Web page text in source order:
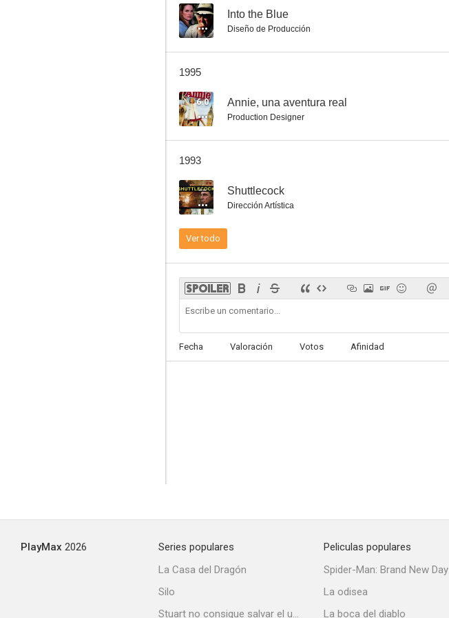
-- Into the Blue
Diseño de Producción
1995
6.0 Annie, una aventura real
Production Designer
1993
-- Shuttlecock
Dirección Artística
Ver todo
Fecha Valoración Votos Afinidad
PlayMax 2026
Series populares
La Casa del Dragón
Silo
Stuart no consigue salvar el universo
Peliculas populares
Spider-Man: Brand New Day
La odisea
La boca del diablo